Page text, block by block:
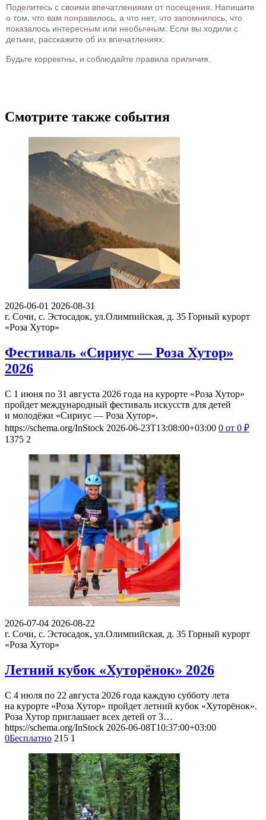
Поделитесь с своими впечатлениями от посещения. Напишите
о том, что вам понравилось, а что нет, что запомнилось, что
показалось интересным или необычным. Если вы ходили с
детьми, расскажите об их впечатлениях.
Будьте корректны, и соблюдайте правила приличия.
Смотрите также события
2026-06-01 2026-08-31
г. Сочи, с. Эстосадок, ул.Олимпийская, д. 35 Горный курорт
«Роза Хутор»
Фестиваль «Сириус — Роза Хутор»
2026
С 1 июня по 31 августа 2026 года на курорте «Роза Хутор»
пройдет международный фестиваль искусств для детей
и молодёжи «Сириус — Роза Хутор».
https://schema.org/InStock 2026-06-23T13:08:00+03:00 0 от 0 ₽
1375 2
2026-07-04 2026-08-22
г. Сочи, с. Эстосадок, ул.Олимпийская, д. 35 Горный курорт
«Роза Хутор»
Летний кубок «Хуторёнок» 2026
С 4 июля по 22 августа 2026 года каждую субботу лета
на курорте «Роза Хутор» пройдет летний кубок «Хуторёнок».
Роза Хутор приглашает всех детей от 3…
https://schema.org/InStock 2026-06-08T10:37:00+03:00
0Бесплатно 215 1